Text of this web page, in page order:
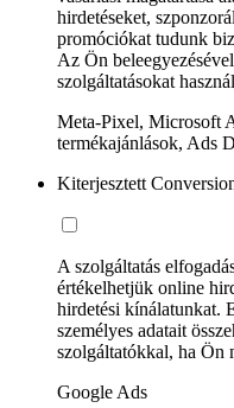
hirdetéseket,
promóciókat tudunk
Az Ön
szolgáltatásokat
Meta-Pixel, Microsoft
termékajánlások, Ads
Kiterjesztett
A szolgáltatás
értékelhetjük online
hirdetési kínálatunkat.
személyes adatait
szolgáltatókkal, ha Ön
Google Ads